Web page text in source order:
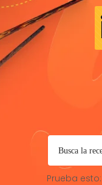
Prueba esto: